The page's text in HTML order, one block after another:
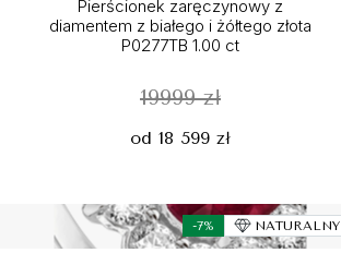
Pierścionek zaręczynowy z
diamentem z białego i żółtego złota
P0277TB 1.00 ct
19999 zł
od 18 599 zł
-7% NATURALNY